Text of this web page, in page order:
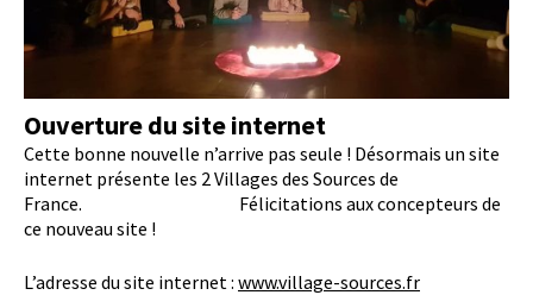
Ouverture du site internet
Cette bonne nouvelle n’arrive pas seule ! Désormais un site
internet présente les 2 Villages des Sources de
France. Félicitations aux concepteurs de
ce nouveau site !
L’adresse du site internet : www.village-sources.fr